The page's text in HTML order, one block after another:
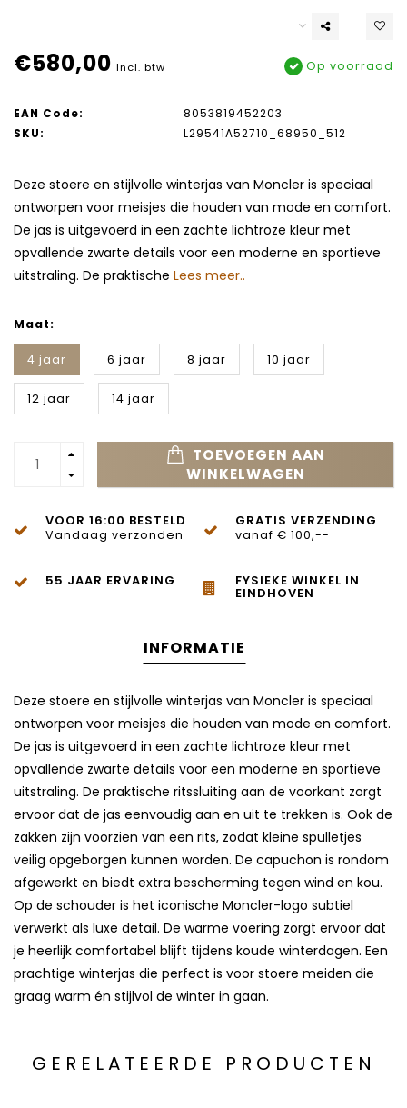
€580,00 Incl. btw Op voorraad
EAN Code:
8053819452203
SKU:
L29541A52710_68950_512
Deze stoere en stijlvolle winterjas van Moncler is speciaal
ontworpen voor meisjes die houden van mode en comfort.
De jas is uitgevoerd in een zachte lichtroze kleur met
opvallende zwarte details voor een moderne en sportieve
uitstraling. De praktische Lees meer..
Maat:
4 jaar 6 jaar 8 jaar 10 jaar
12 jaar 14 jaar
TOEVOEGEN AAN
WINKELWAGEN
VOOR 16:00 BESTELD
Vandaag verzonden
GRATIS VERZENDING
vanaf € 100,--
55 JAAR ERVARING FYSIEKE WINKEL IN
EINDHOVEN
INFORMATIE
Deze stoere en stijlvolle winterjas van Moncler is speciaal
ontworpen voor meisjes die houden van mode en comfort.
De jas is uitgevoerd in een zachte lichtroze kleur met
opvallende zwarte details voor een moderne en sportieve
uitstraling. De praktische ritssluiting aan de voorkant zorgt
ervoor dat de jas eenvoudig aan en uit te trekken is. Ook de
zakken zijn voorzien van een rits, zodat kleine spulletjes
veilig opgeborgen kunnen worden. De capuchon is rondom
afgewerkt en biedt extra bescherming tegen wind en kou.
Op de schouder is het iconische Moncler-logo subtiel
verwerkt als luxe detail. De warme voering zorgt ervoor dat
je heerlijk comfortabel blijft tijdens koude winterdagen. Een
prachtige winterjas die perfect is voor stoere meiden die
graag warm én stijlvol de winter in gaan.
GERELATEERDE PRODUCTEN